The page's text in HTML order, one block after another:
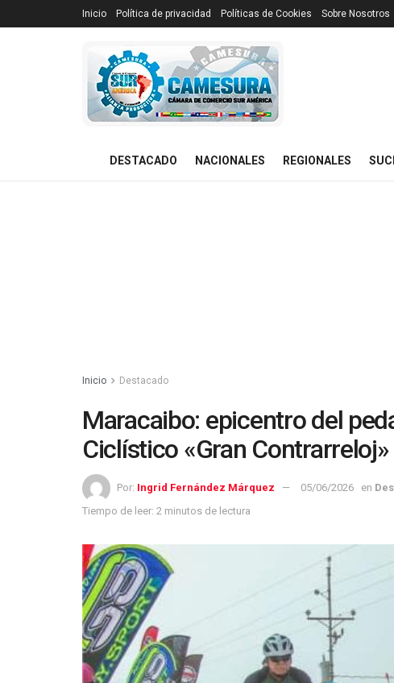
Inicio Política de privacidad Políticas de Cookies Sobre Nosotros
DESTACADO NACIONALES REGIONALES
Inicio Destacado
Maracaibo: epicentro del
Ciclístico «Gran Contrarreloj»
Por: Ingrid Fernández Márquez 05/06/2026 en
Tiempo de leer: 2 minutos de lectura